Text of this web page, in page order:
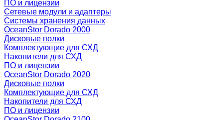
ПО и лицензии
Сетевые модули и адаптеры
Системы хранения данных
OceanStor Dorado 2000
Дисковые полки
Комплектующие для СХД
Накопители для СХД
ПО и лицензии
OceanStor Dorado 2020
Дисковые полки
Комплектующие для СХД
Накопители для СХД
ПО и лицензии